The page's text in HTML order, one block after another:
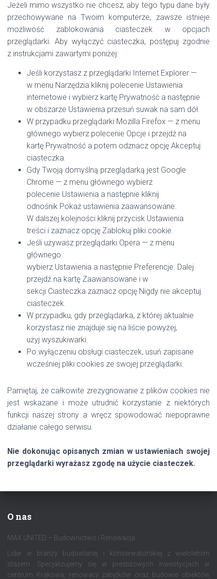
Jeżeli mimo wszystko nie chcesz, aby tego typu dane były
przechowywane na Twoim komputerze, zawsze istnieje
możliwość zablokowania ciasteczek w opcjach
przeglądarki. Aby wyłączyć ciasteczka, postępuj zgodnie
z instrukcjami zawartymi poniżej:
Jeśli korzystasz z przeglądarki Internet Explorer —
w menu Narzędzia kliknij polecenie Ustawienia
internetowe i wybierz kartę Prywatność a następnie
w obszarze Ustawienia przesuń suwak na sam dół.
W przypadku przeglądarki Mozilla Firefox — z menu
głównego wybierz polecenie Opcje i przejdź na
kartę Prywatność a potem odznacz opcję Akceptuj
ciasteczka.
Gdy Twoją domyślną przeglądarką jest Google
Chrome — z menu głównego wybierz
polecenie Ustawienia a następnie kliknij
odnośnik Pokaż ustawienia zaawansowane.
W dalszej kolejności kliknij przycisk Ustawienia
treści i zaznacz opcję Zablokuj pliki cookie.
Jeśli używasz przeglądarki Opera — z menu
głównego
wybierz Ustawienia a następnie Preferencje. Dalej
przejdź na kartę Zaawansowane i w
sekcji Ciasteczka zaznacz opcję Nigdy nie akceptuj
ciasteczek.
W przypadku, gdy przeglądarka, z której aktualnie
korzystasz nie znajduje się na liście powyżej,
użyj wyszukiwarki.
Po wyłączeniu obsługi ciasteczek, usuń zapisane
wcześniej pliki cookies ze swojej przeglądarki.
Pamiętaj, że całkowite zrezygnowanie z plików cookies nie
jest wskazane i może utrudnić korzystanie z niektórych
funkcji naszej strony a wręcz spowodować niepoprawne
działanie całego serwisu.
Nie dokonując opisanych zmian w ustawieniach swojej
przeglądarki wyrażasz zgodę na użycie ciasteczek.
O nas
MAX UNITED – Budownictwo i Renowacja
Lider w branży budowlanej i konserwatorskiej z wieloletnim
stażem. Specjalizujemy się w prestiżowych inwestycjach w
centrum Krakowa, renowacji zabytków oraz budowie obiektów